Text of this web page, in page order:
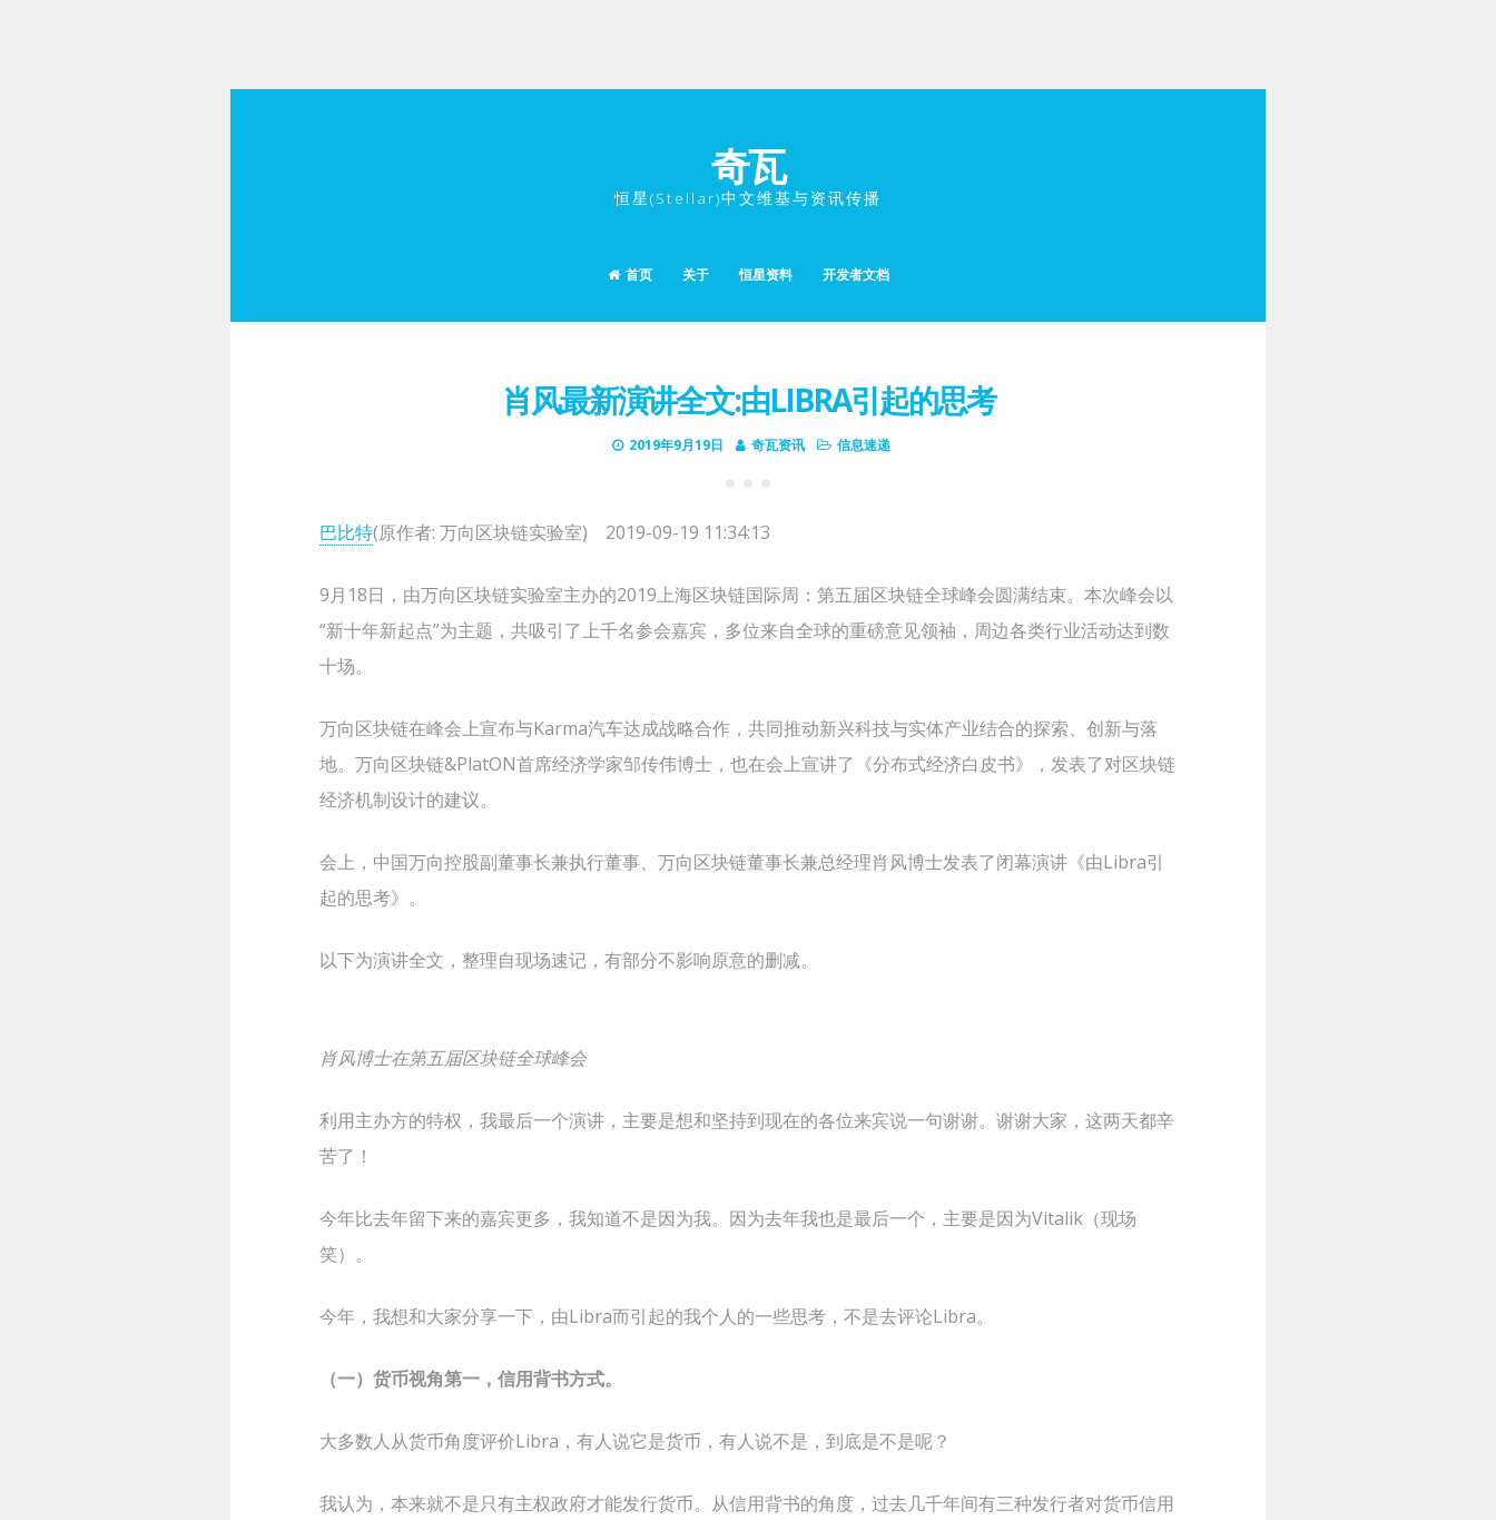
奇瓦
恒星(Stellar)中文维基与资讯传播
首页 关于 恒星资料 开发者文档
肖风最新演讲全文:由LIBRA引起的思考
2019年9月19日 奇瓦资讯 信息速递
巴比特(原作者: 万向区块链实验室) 2019-09-19 11:34:13
9月18日，由万向区块链实验室主办的2019上海区块链国际周：第五届区块链全球峰会圆满结束。本次峰会以
“新十年新起点”为主题，共吸引了上千名参会嘉宾，多位来自全球的重磅意见领袖，周边各类行业活动达到数
十场。
万向区块链在峰会上宣布与Karma汽车达成战略合作，共同推动新兴科技与实体产业结合的探索、创新与落
地。万向区块链&PlatON首席经济学家邹传伟博士，也在会上宣讲了《分布式经济白皮书》，发表了对区块链
经济机制设计的建议。
会上，中国万向控股副董事长兼执行董事、万向区块链董事长兼总经理肖风博士发表了闭幕演讲《由Libra引
起的思考》。
以下为演讲全文，整理自现场速记，有部分不影响原意的删减。
肖风博士在第五届区块链全球峰会
利用主办方的特权，我最后一个演讲，主要是想和坚持到现在的各位来宾说一句谢谢。谢谢大家，这两天都辛
苦了！
今年比去年留下来的嘉宾更多，我知道不是因为我。因为去年我也是最后一个，主要是因为Vitalik（现场
笑）。
今年，我想和大家分享一下，由Libra而引起的我个人的一些思考，不是去评论Libra。
（一）货币视角第一，信用背书方式。
大多数人从货币角度评价Libra，有人说它是货币，有人说不是，到底是不是呢？
我认为，本来就不是只有主权政府才能发行货币。从信用背书的角度，过去几千年间有三种发行者对货币信用